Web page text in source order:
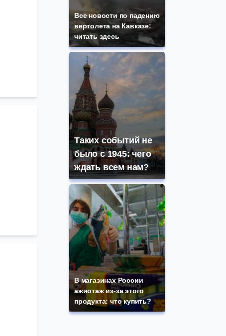
Все новости по падению
вертолета на Кавказе:
читать здесь
Таких событий не
было с 1945: чего
ждать всем нам?
В магазинах России
ажиотаж из-за этого
продукта: что купить?